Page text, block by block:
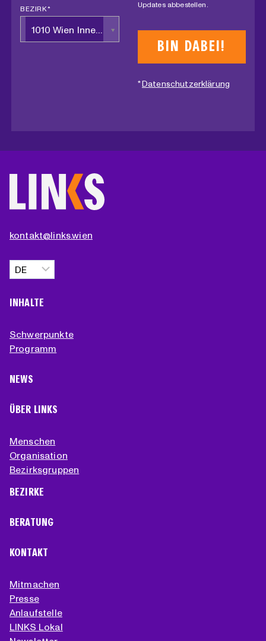
BEZIRK *
1010 Wien Innere Stadt
Updates abbestellen.
*Datenschutzerklärung
kontakt@links.wien
Sprache
auswählen
INHALTE
Schwerpunkte
Programm
NEWS
ÜBER LINKS
Menschen
Organisation
Bezirksgruppen
BEZIRKE
BERATUNG
KONTAKT
Mitmachen
Presse
Anlaufstelle
LINKS Lokal